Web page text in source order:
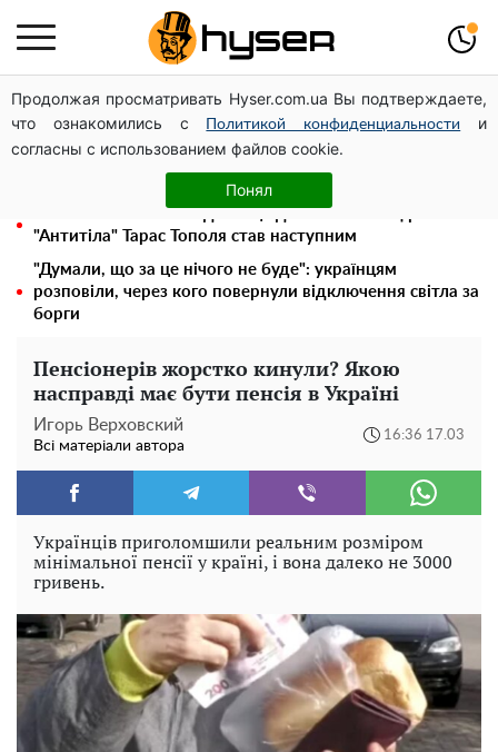
Продолжая просматривать Hyser.com.ua Вы подтверждаете,
что ознакомились с
Политикой конфиденциальности
и
согласны с использованием файлов cookie.
Понял
Місяць без світла, лютий холод та комунальні платежі
на тисячі гривень: народ "ламають" у відключення
Гола Олена Тополя у цікавих позах змусила відвисати
щелепи: злив відео – було лише початком
"Антитіла" Тарас Тополя став наступним
"Думали, що за це нічого не буде": українцям
розповіли, через кого повернули відключення світла за
борги
Пенсіонерів жорстко кинули? Якою
насправді має бути пенсія в Україні
Игорь Верховский
Всі матеріали автора
16:36 17.03
Українців приголомшили реальним розміром
мінімальної пенсії у країні, і вона далеко не 3000
гривень.